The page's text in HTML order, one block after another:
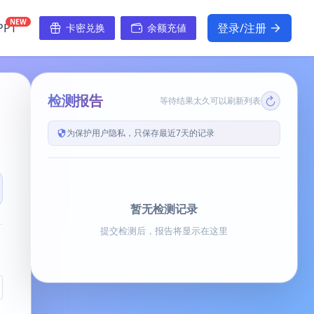
NEW 卡密兑换 余额充値 登录/注册
检测报告 等待结果太久可以刷新列表
为保护用户隐私，只保存最近7天的记录
暂无检测记录
提交检测后，报告将显示在这里